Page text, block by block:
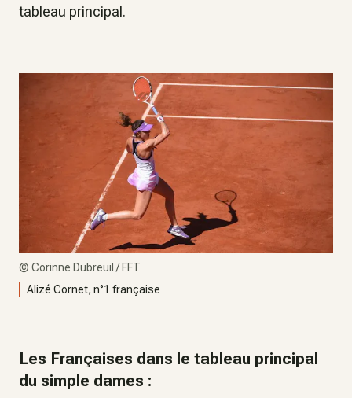
tableau principal.
© Corinne Dubreuil / FFT
Alizé Cornet, n°1 française
Les Françaises dans le tableau principal
du simple dames :